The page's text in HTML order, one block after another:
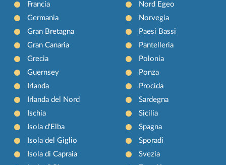
Francia
Germania
Gran Bretagna
Gran Canaria
Grecia
Guernsey
Irlanda
Irlanda del Nord
Ischia
Isola d'Elba
Isola del Giglio
Isola di Capraia
Nord Egeo
Norvegia
Paesi Bassi
Pantelleria
Polonia
Ponza
Procida
Sardegna
Sicilia
Spagna
Sporadi
Svezia